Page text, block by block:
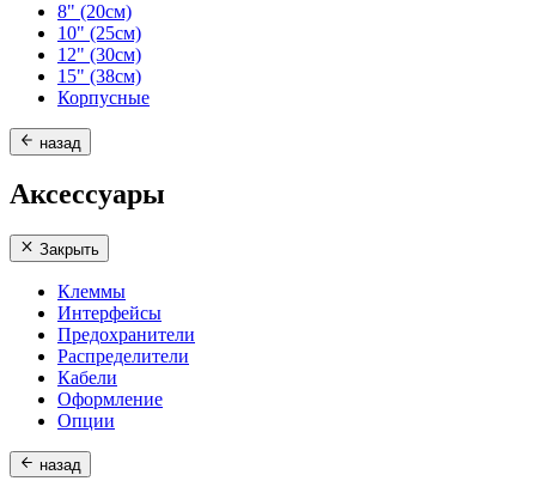
8" (20см)
10" (25см)
12" (30см)
15" (38см)
Корпусные
назад
Аксессуары
Закрыть
Клеммы
Интерфейсы
Предохранители
Распределители
Кабели
Оформление
Опции
назад